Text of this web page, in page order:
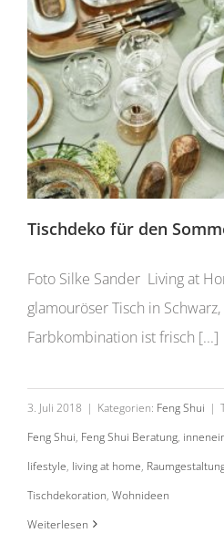
Tischdeko für den
Foto Silke Sander Living at
glamouröser Tisch in
Farbkombination ist frisch [...]
3. Juli 2018 | Kategorien: Feng Shui |
Feng Shui, Feng Shui Beratung,
lifestyle, living at home,
Tischdekoration, Wohnideen
Weiterlesen